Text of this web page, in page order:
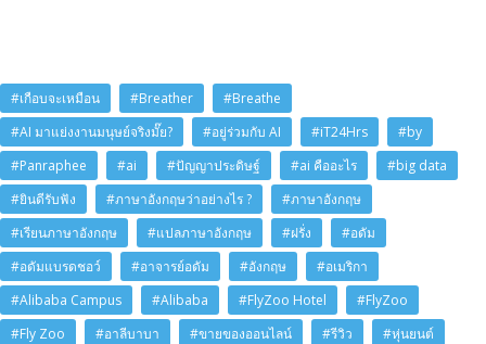
#เกือบจะเหมือน #Breather
#Breathe
#AI มาแย่งงานมนุษย์จริงมั๊ย?
#อยู่ร่วมกับ AI #iT24Hrs
#by
#Panraphee
#ai #ปัญญาประดิษฐ์ #ai คืออะไร
#big data
#ยินดีรับฟัง
#ภาษาอังกฤษว่าอย่างไร ?
#ภาษาอังกฤษ
#เรียนภาษาอังกฤษ
#แปลภาษาอังกฤษ #ฝรั่ง
#อดัม
#อดัมแบรดชอว์
#อาจารย์อดัม #อังกฤษ
#อเมริกา
#Alibaba Campus
#Alibaba #FlyZoo Hotel
#FlyZoo
#Fly Zoo
#อาลีบาบา #ขายของออนไลน์ #รีวิว
#หุ่นยนต์